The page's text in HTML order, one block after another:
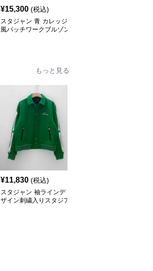
¥15,300 (税込)
スタジャン 青 カレッジ
風パッチワークブルゾン
もっと見る
¥11,830 (税込)
スタジャン 袖ラインデ
ザイン刺繍入りスタジア